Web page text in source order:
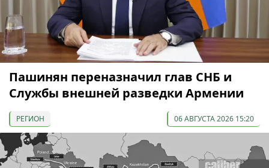
Пашинян переназначил глав СНБ и
Службы внешней разведки Армении
РЕГИОН 06 АВГУСТА 2026 15:20